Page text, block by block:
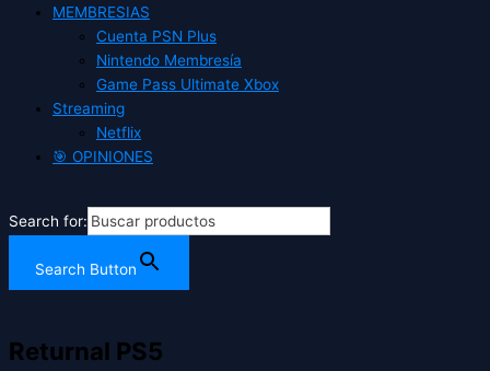
MEMBRESIAS
Cuenta PSN Plus
Nintendo Membresía
Game Pass Ultimate Xbox
Streaming
Netflix
🎯 OPINIONES
Search for:
Search Button
Returnal PS5